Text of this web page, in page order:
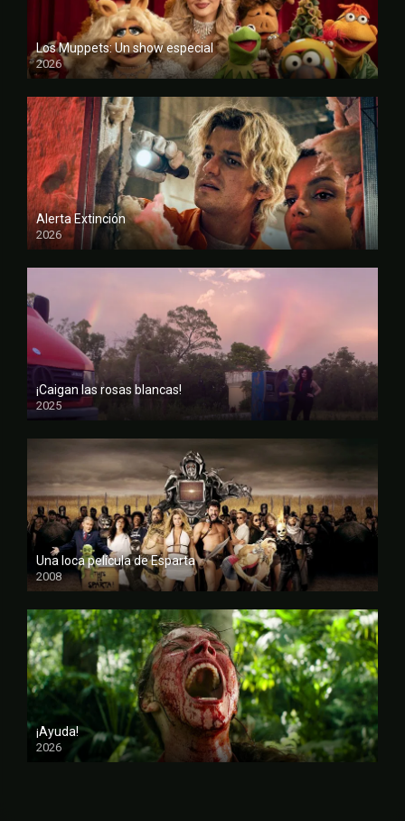
Los Muppets: Un show especial
2026
FULL HD
Alerta Extinción
2026
CAM
¡Caigan las rosas blancas!
2025
FULL HD
Una loca película de Esparta
2008
FULL HD
¡Ayuda!
2026
CAM